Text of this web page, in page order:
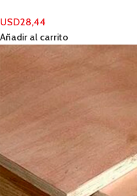
USD28,44
Añadir al carrito